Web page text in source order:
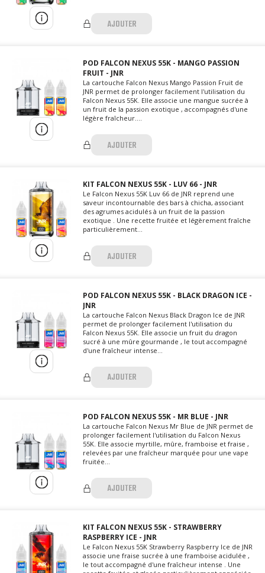
AJOUTER
POD FALCON NEXUS 55K - MANGO PASSION
FRUIT - JNR
La cartouche Falcon Nexus Mango Passion Fruit de
JNR permet de prolonger facilement l'utilisation du
Falcon Nexus 55K. Elle associe une mangue sucrée à
un fruit de la passion exotique , accompagnés d'une
légère fraîcheur....
AJOUTER
KIT FALCON NEXUS 55K - LUV 66 - JNR
Le Falcon Nexus 55K Luv 66 de JNR reprend une
saveur incontournable des bars à chicha, associant
des agrumes acidulés à un fruit de la passion
exotique . Une recette fruitée et légèrement fraîche
particulièrement...
AJOUTER
POD FALCON NEXUS 55K - BLACK DRAGON ICE -
JNR
La cartouche Falcon Nexus Black Dragon Ice de JNR
permet de prolonger facilement l'utilisation du
Falcon Nexus 55K. Elle associe un fruit du dragon
sucré à une mûre gourmande , le tout accompagné
d'une fraîcheur intense...
AJOUTER
POD FALCON NEXUS 55K - MR BLUE - JNR
La cartouche Falcon Nexus Mr Blue de JNR permet de
prolonger facilement l'utilisation du Falcon Nexus
55K. Elle associe myrtille, mûre, framboise et fraise ,
relevées par une fraîcheur marquée pour une vape
fruitée...
AJOUTER
KIT FALCON NEXUS 55K - STRAWBERRY
RASPBERRY ICE - JNR
Le Falcon Nexus 55K Strawberry Raspberry Ice de JNR
associe une fraise sucrée à une framboise acidulée ,
le tout accompagné d'une fraîcheur intense . Une